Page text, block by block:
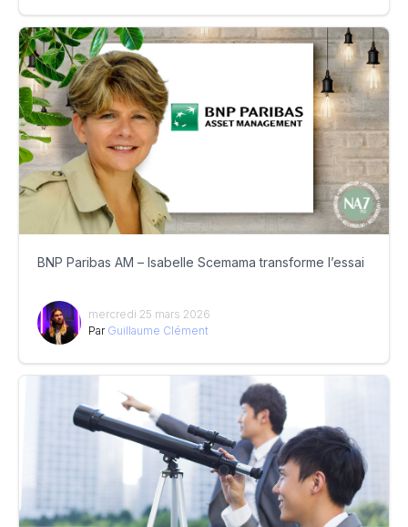
BNP Paribas AM – Isabelle Scemama transforme l’essai
mercredi 25 mars 2026
Par Guillaume Clément